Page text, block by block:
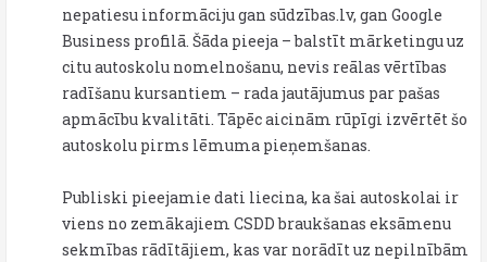
nepatiesu informāciju gan sūdzības.lv, gan Google
Business profilā. Šāda pieeja – balstīt mārketingu uz
citu autoskolu nomelnošanu, nevis reālas vērtības
radīšanu kursantiem – rada jautājumus par pašas
apmācību kvalitāti. Tāpēc aicinām rūpīgi izvērtēt šo
autoskolu pirms lēmuma pieņemšanas.
Publiski pieejamie dati liecina, ka šai autoskolai ir
viens no zemākajiem CSDD braukšanas eksāmenu
sekmības rādītājiem, kas var norādīt uz nepilnībām